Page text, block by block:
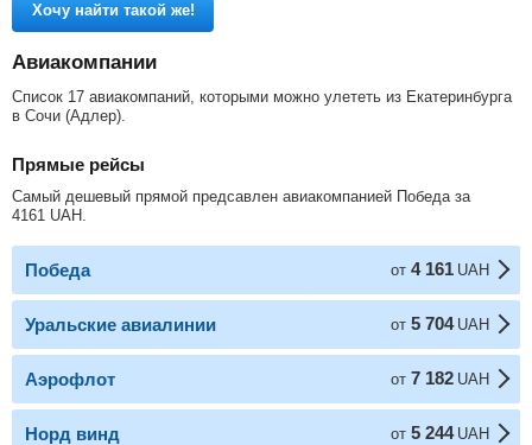
Хочу найти такой же!
Авиакомпании
Список 17 авиакомпаний, которыми можно улететь из Екатеринбурга
в Сочи (Адлер).
Прямые рейсы
Самый дешевый прямой предсавлен авиакомпанией Победа за
4161 UAH
Победа от 4 161 UAH
Уральские авиалинии от 5 704 UAH
Аэрофлот от 7 182 UAH
Норд винд от 5 244 UAH